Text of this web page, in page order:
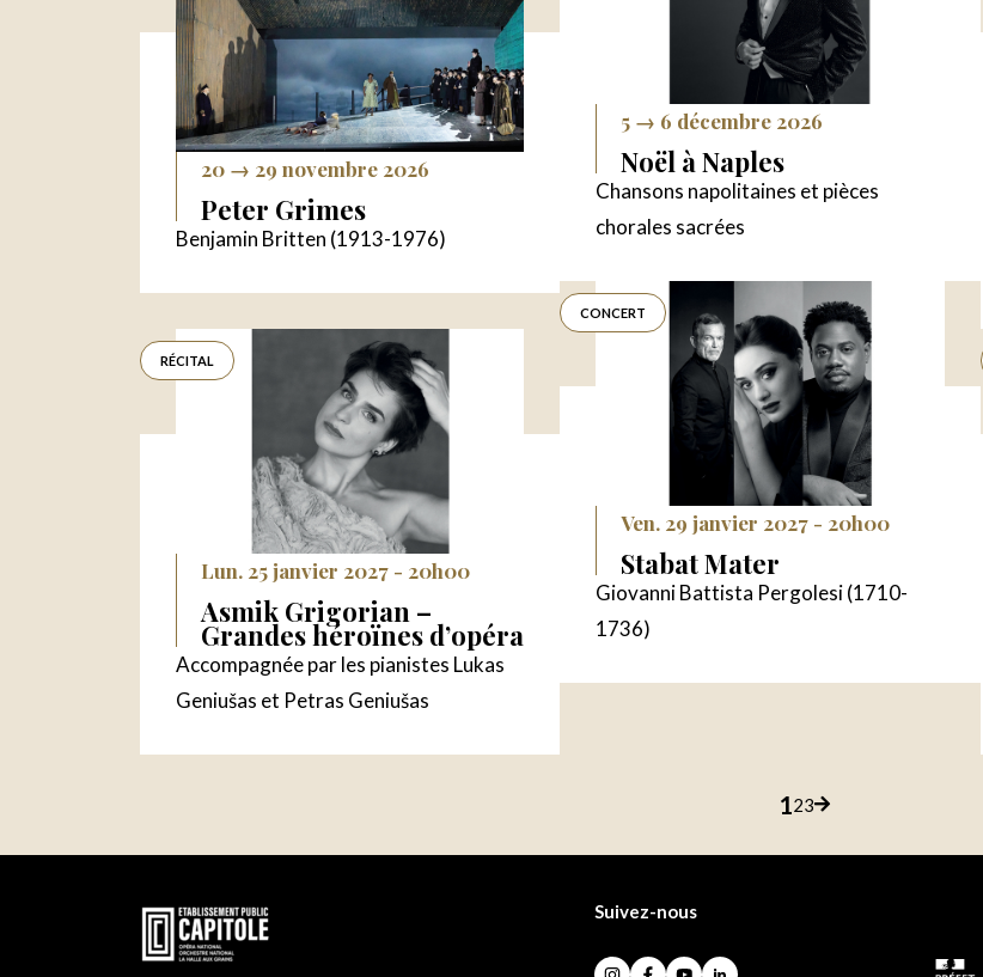
Peter Grimes
20 → 29 novembre 2026
Benjamin Britten (1913-1976)
Noël à Naples
5 → 6 décembre 2026
Chansons napolitaines et pièces
chorales sacrées
Asmik Grigorian –
Grandes héroïnes d’opéra
Lun. 25 janvier 2027 - 20h00
Accompagnée par les pianistes Lukas
Geniušas et Petras Geniušas
RÉCITAL
Stabat Mater
Ven. 29 janvier 2027 - 20h00
Giovanni Battista Pergolesi (1710-
1736)
CONCERT
Page
1Page
2
Page
3
Page
En
savoir
Suivez-nous